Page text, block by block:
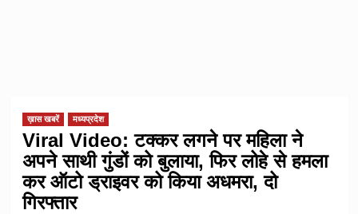
ख़ास खबरें मध्यप्रदेश
Viral Video: टक्कर लगने पर महिला ने
अपने साथी गुंडों को बुलाया, फिर लोहे से हमला
कर ऑटो ड्राइवर को किया अधमरा, दो
गिरफ्तार